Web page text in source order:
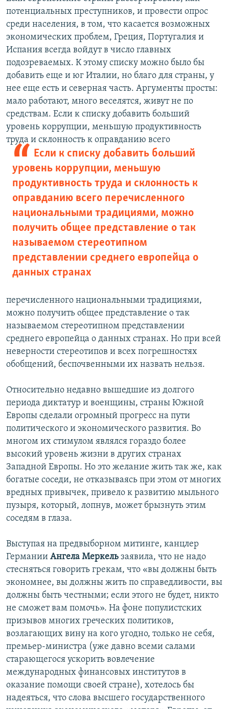
потенциальных преступников, и провести опрос
среди населения, в том, что касается возможных
экономических проблем, Греция, Португалия и
Испания всегда войдут в число главных
подозреваемых. К этому списку можно было бы
добавить еще и юг Италии, но благо для страны, у
нее еще есть и северная часть. Аргументы просты:
мало работают, много веселятся, живут не по
средствам. Если к списку добавить больший
уровень коррупции, меньшую продуктивность
труда и
Если к списку добавить больший
уровень коррупции, меньшую
продуктивность труда и склонность к
оправданию всего перечисленного
национальными традициями, можно
получить общее представление о так
называемом стереотипном
представлении среднего европейца о
данных странах
склонность к оправданию всего
перечисленного национальными традициями,
можно получить общее представление о так
называемом стереотипном представлении
среднего европейца о данных странах. Но при всей
неверности стереотипов и всех погрешностях
обобщений, беспочвенными их назвать нельзя.
Относительно недавно вышедшие из долгого
периода диктатур и военщины, страны Южной
Европы сделали огромный прогресс на пути
политического и экономического развития. Во
многом их стимулом являлся гораздо более
высокий уровень жизни в других странах
Западной Европы. Но это желание жить так же, как
богатые соседи, не отказываясь при этом от многих
вредных привычек, привело к развитию мыльного
пузыря, который, лопнув, может брызнуть этим
соседям в глаза.
Выступая на предвыборном митинге, канцлер
Германии Ангела Меркель заявила, что не надо
стесняться говорить грекам, что «вы должны быть
экономнее, вы должны жить по справедливости, вы
должны быть честными; если этого не будет, никто
не сможет вам помочь». На фоне популистских
призывов многих греческих политиков,
возлагающих вину на кого угодно, только не себя,
премьер-министра (уже давно всеми салами
старающегося ускорить вовлечение
международных финансовых институтов в
оказание помощи своей стране), хотелось бы
надеяться, что слова высшего государственного